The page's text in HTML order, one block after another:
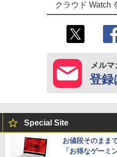
クラウド Watch
メルマ
登録
Special Site
お値段そのまま
「お得なゲーミ